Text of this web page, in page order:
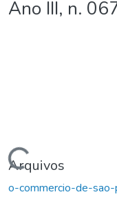
Ano III, n.
Carregando...
Arquivos
o-commercio-de-